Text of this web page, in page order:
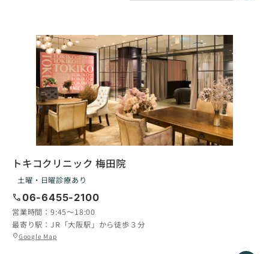
トキコクリニック 梅田院
土曜・日曜診療あり
call06-6455-2100
営業時間： 9:45〜18:00
最寄り駅： JR「大阪駅」から徒歩３分
location_onGoogle Map
グ